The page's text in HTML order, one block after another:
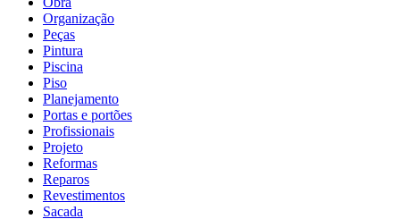
Organização
Peças
Pintura
Piscina
Piso
Planejamento
Portas e portões
Profissionais
Projeto
Reformas
Reparos
Revestimentos
Sacada